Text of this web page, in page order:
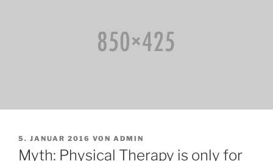
VERÖFFENTLICHT
AM
5. JANUAR 2016 VON ADMIN
Myth: Physical Therapy is only for